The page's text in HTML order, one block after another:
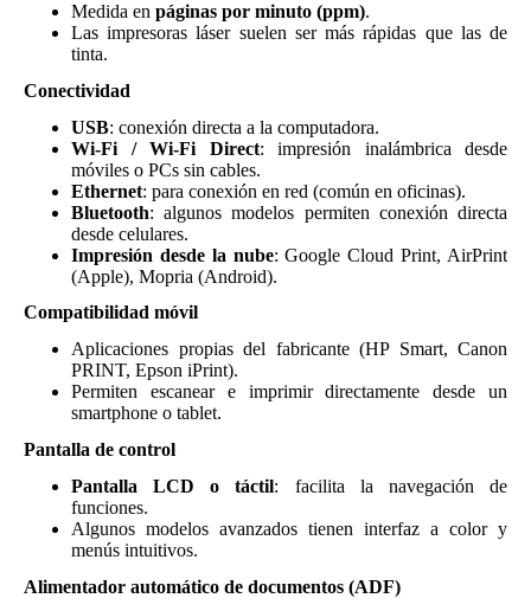
Medida en páginas por minuto (ppm).
Las impresoras láser suelen ser más rápidas que las de
tinta.
Conectividad
USB: conexión directa a la computadora.
Wi-Fi / Wi-Fi Direct: impresión inalámbrica desde
móviles o PCs sin cables.
Ethernet: para conexión en red (común en oficinas).
Bluetooth: algunos modelos permiten conexión directa
desde celulares.
Impresión desde la nube: Google Cloud Print, AirPrint
(Apple), Mopria (Android).
Compatibilidad móvil
Aplicaciones propias del fabricante (HP Smart, Canon
PRINT, Epson iPrint).
Permiten escanear e imprimir directamente desde un
smartphone o tablet.
Pantalla de control
Pantalla LCD o táctil: facilita la navegación de
funciones.
Algunos modelos avanzados tienen interfaz a color y
menús intuitivos.
Alimentador automático de documentos (ADF)